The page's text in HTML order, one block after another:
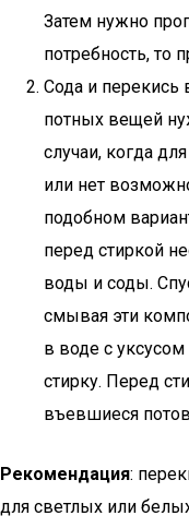
Затем нужно
потребность, то
Сода и перекись
потных вещей
случаи, когда
или нет
подобном
перед стиркой
воды и соды.
смывая эти
в воде с
стирку. Перед
въевшиеся
Рекомендация:
для светлых или